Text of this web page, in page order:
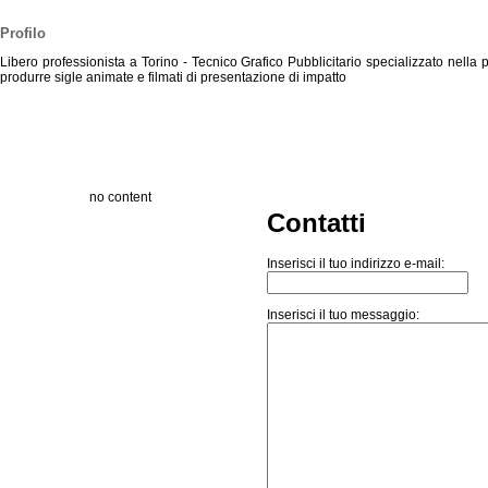
Profilo
Libero professionista a Torino - Tecnico Grafico Pubblicitario specializzato
produrre sigle animate e filmati di presentazione di impatto
no content
Contatti
Inserisci il tuo indirizzo e-mail:
Inserisci il tuo messaggio: